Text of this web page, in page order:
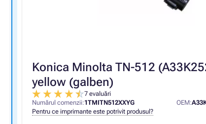
Konica Minolta TN-512
yellow (galben)
7 evaluări
Numărul comenzii:1TMITN512XXYG OEM:
Pentru ce imprimante este potrivit produsul?